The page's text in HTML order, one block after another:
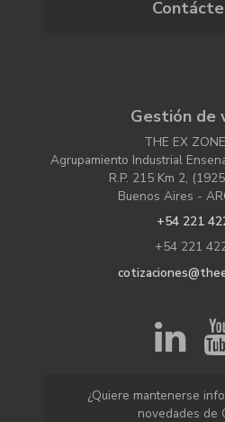
Gestión de
THE EX
Agrupamiento Industrial
R.P. 215 Km 2,
Buenos Aires -
+54 221
+54 221
¿Quiere mantenerse
novedades de